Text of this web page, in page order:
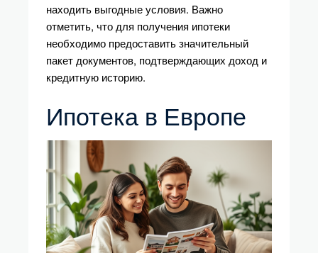
находить выгодные условия. Важно
отметить, что для получения ипотеки
необходимо предоставить значительный
пакет документов, подтверждающих доход и
кредитную историю.
Ипотека в Европе